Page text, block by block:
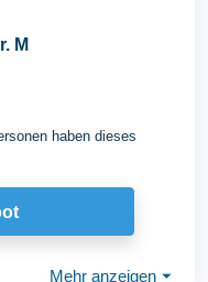
M
haben dieses
Mehr anzeigen ⏷